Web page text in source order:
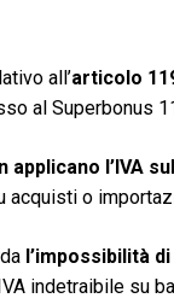
all’articolo
al Superbonus
applicano l’IVA
acquisti o
l’impossibilità
indetraibile su